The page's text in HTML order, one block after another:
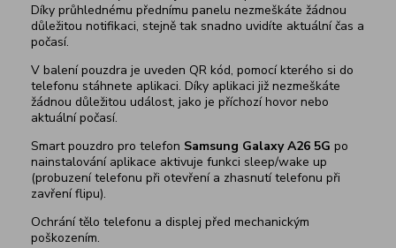
Díky průhlednému přednímu panelu nezmeškáte žádnou
důležitou notifikaci, stejně tak snadno uvidíte aktuální čas a
počasí.
V balení pouzdra je uveden QR kód, pomocí kterého si do
telefonu stáhnete aplikaci. Díky aplikaci již nezmeškáte
žádnou důležitou událost, jako je příchozí hovor nebo
aktuální počasí.
Smart pouzdro pro telefon Samsung Galaxy A26 5G po
nainstalování aplikace aktivuje funkci sleep/wake up
(probuzení telefonu při otevření a zhasnutí telefonu při
zavření flipu).
Ochrání tělo telefonu a displej před mechanickým
poškozením.